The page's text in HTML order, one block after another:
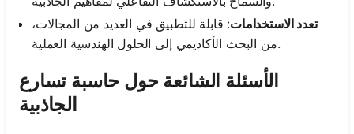
تعدد الاستخدامات: قابلة للتطبيق في العديد من المجالات،
من البحث الأكاديمي إلى الحلول الهندسية العملية.
الأسئلة الشائعة حول حاسبة تسارع
الجاذبية